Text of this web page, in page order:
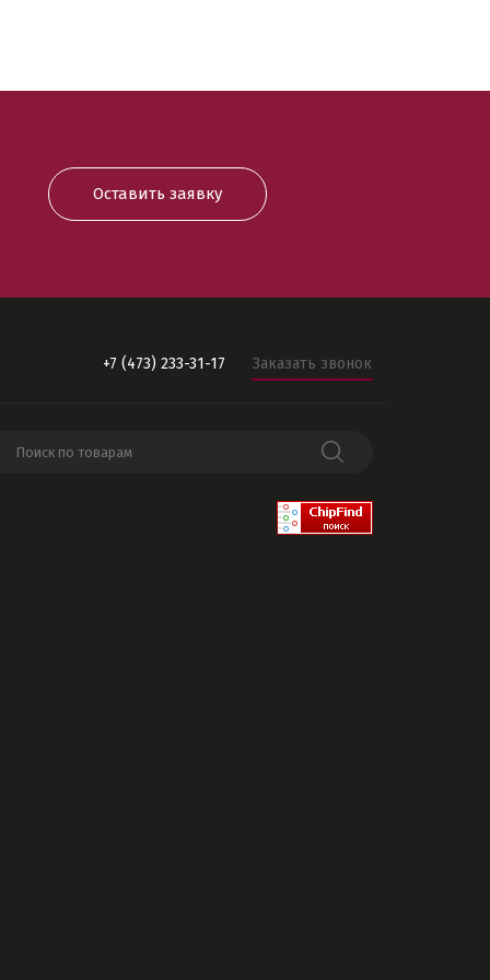
Оставить заявку
+7 (473) 233-31-17 Заказать звонок